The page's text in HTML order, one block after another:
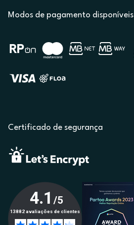
Modos de pagamento disponíveis
Certificado de segurança